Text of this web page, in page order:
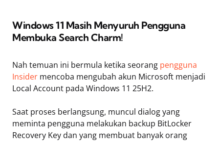
Windows 11 Masih Menyuruh Pengguna
Membuka Search Charm!
Nah temuan ini bermula ketika seorang pengguna
Insider mencoba mengubah akun Microsoft menjadi
Local Account pada Windows 11 25H2.
Saat proses berlangsung, muncul dialog yang
meminta pengguna melakukan backup BitLocker
Recovery Key dan yang membuat banyak orang